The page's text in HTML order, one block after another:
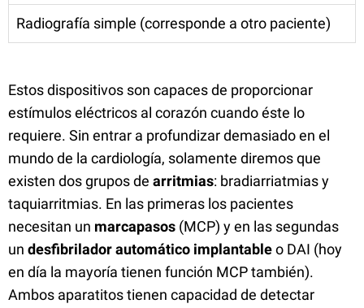
Radiografía simple (corresponde a otro paciente)
Estos dispositivos son capaces de proporcionar
estímulos eléctricos al corazón cuando éste lo
requiere. Sin entrar a profundizar demasiado en el
mundo de la cardiología, solamente diremos que
existen dos grupos de arritmias: bradiarriatmias y
taquiarritmias. En las primeras los pacientes
necesitan un marcapasos (MCP) y en las segundas
un desfibrilador automático implantableo DAI (hoy
en día la mayoría tienen función MCP también).
Ambos aparatitos tienen capacidad de detectar